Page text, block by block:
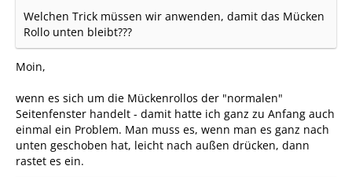
Welchen Trick müssen wir anwenden, damit das Mücken
Rollo unten bleibt???
Moin,
wenn es sich um die Mückenrollos der "normalen"
Seitenfenster handelt - damit hatte ich ganz zu Anfang auch
einmal ein Problem. Man muss es, wenn man es ganz nach
unten geschoben hat, leicht nach außen drücken, dann
rastet es ein.